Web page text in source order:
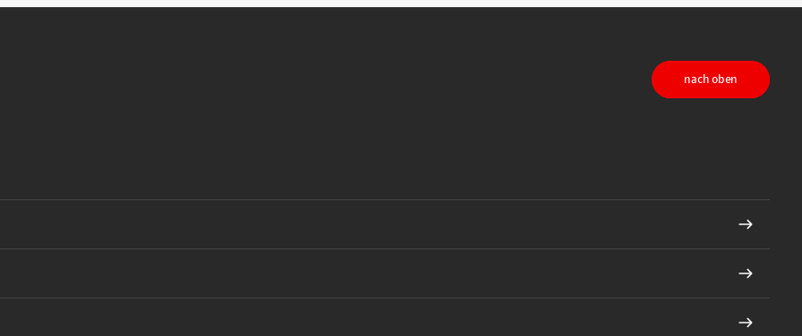
nach oben